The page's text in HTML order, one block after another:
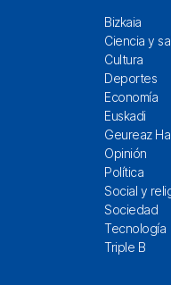
Bizkaia
Ciencia y
Cultura
Deportes
Economía
Euskadi
Geureaz
Opinión
Política
Social y
Sociedad
Tecnología
Triple B